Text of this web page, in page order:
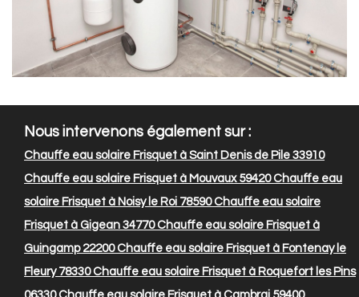
Nous intervenons également sur :
Chauffe eau solaire Frisquet à Saint Denis de Pile 33910
Chauffe eau solaire Frisquet à Mouvaux 59420Chauffe eau
solaire Frisquet à Noisy le Roi 78590Chauffe eau solaire
Frisquet à Gigean 34770Chauffe eau solaire Frisquet à
Guingamp 22200Chauffe eau solaire Frisquet à Fontenay le
Fleury 78330Chauffe eau solaire Frisquet à Roquefort les Pins